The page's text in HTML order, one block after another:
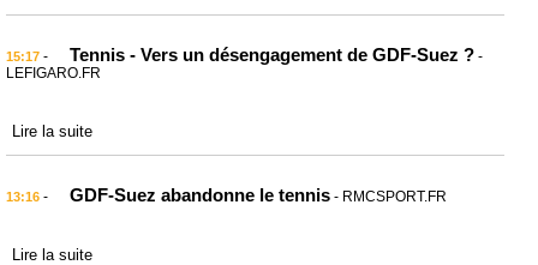
15:17 - Tennis - Vers un désengagement de GDF-Suez ? -
LEFIGARO.FR
Lire la suite
13:16 - GDF-Suez abandonne le tennis - RMCSPORT.FR
Lire la suite